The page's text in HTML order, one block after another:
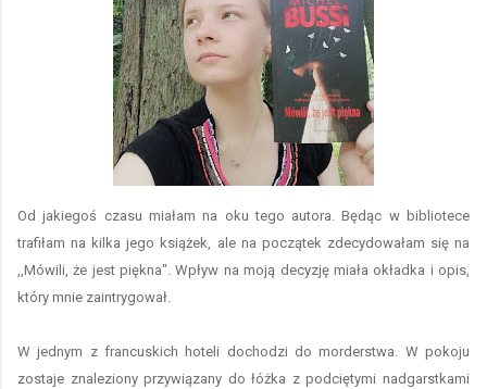
Od jakiegoś czasu miałam na oku tego autora. Będąc w bibliotece
trafiłam na kilka jego książek, ale na początek zdecydowałam się na
,,Mówili, że jest piękna". Wpływ na moją decyzję miała okładka i opis,
który mnie zaintrygował.
W jednym z francuskich hoteli dochodzi do morderstwa. W pokoju
zostaje znaleziony przywiązany do łóżka z podciętymi nadgarstkami